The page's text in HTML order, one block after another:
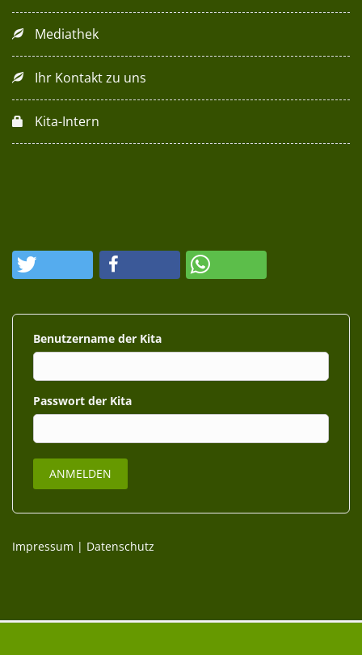
Mediathek
Ihr Kontakt zu uns
Kita-Intern
Benutzername
Passwort
Impressum | Datenschutz